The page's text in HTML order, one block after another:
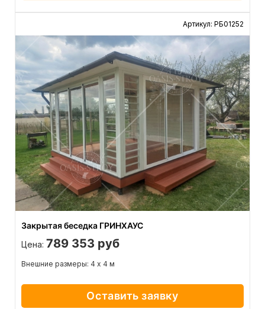
Артикул: РБ01252
Закрытая беседка ГРИНХАУС
Цена: 789 353 руб
Внешние размеры: 4 х 4 м
Оставить заявку